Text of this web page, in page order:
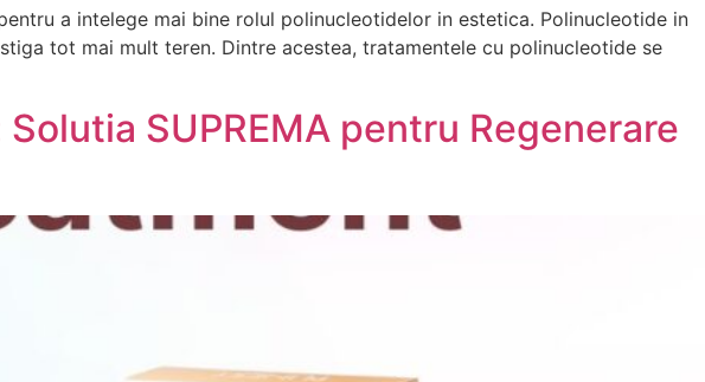
a intelege mai bine rolul polinucleotidelor in estetica. Polinucleotide in
tot mai mult teren. Dintre acestea, tratamentele cu polinucleotide se
SUPREMA pentru Regenerare